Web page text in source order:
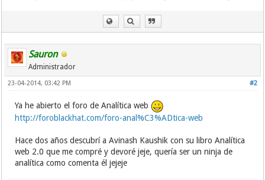
Sauron
Administrador
#2
23-04-2014, 03:42 PM
Ya he abierto el foro de Analítica web
http://foroblackhat.com/foro-anal%C3%ADtica-web
Hace dos años descubrí a Avinash Kaushik con su libro Analítica
web 2.0 que me compré y devoré jeje, quería ser un ninja de
analítica como comenta él jejeje